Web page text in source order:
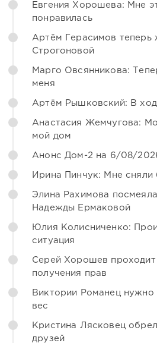
Евгения Хорошева: Мне
понравилась
Артём Герасимов теперь
Строгоновой
Марго Овсянникова:
меня
Артём Рышковский: В
Анастасия Жемчугова:
мой дом
Анонс Дом-2 на 6/08/
Ирина Пинчук: Мне сняли
Элина Рахимова
Надежды Ермаковой
Юлия Колисниченко:
ситуация
Серей Хорошев
получения прав
Виктории Романец нужно
вес
Кристина Лясковец
друзей